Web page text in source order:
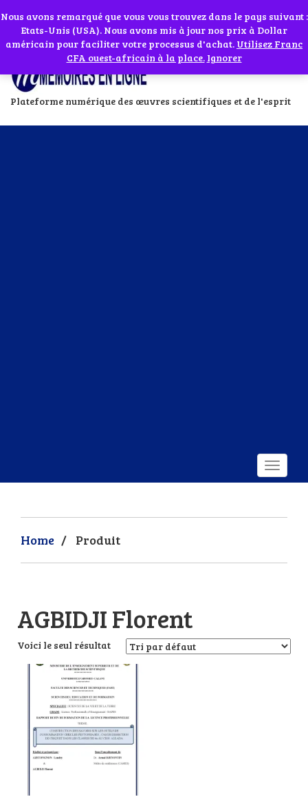
Abonnes toi à notre chaîne WhatsApp en cliquant sur l'icône en face
Plateforme numérique des œuvres scientifiques et de l'esprit
Home / Produit
AGBIDJI Florent
Voici le seul résultat
Si vous avez besoin d'assistance Contactez-nous par WhatsApp au
+229 01 95 33 60 26Ignorer
Nous avons remarqué que vous vous trouvez dans le pays suivant :
Etats-Unis (USA). Nous avons mis à jour nos prix à Dollar
américain pour faciliter votre processus d'achat. Utilisez Franc
CFA ouest-africain à la place. Ignorer